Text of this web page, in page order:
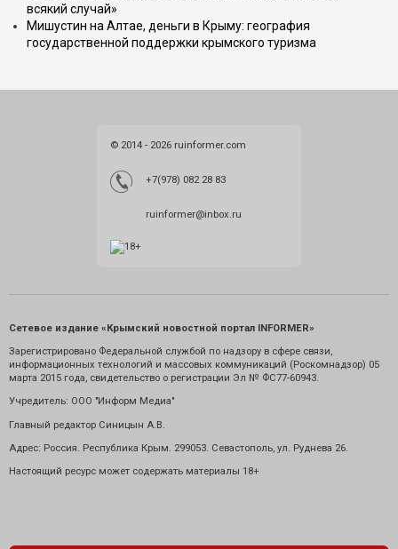
всякий случай»
Мишустин на Алтае, деньги в Крыму: география
государственной поддержки крымского туризма
© 2014 - 2026 ruinformer.com
+7(978) 082 28 83
ruinformer@inbox.ru
Сетевое издание «Крымский новостной портал INFORMER»
Зарегистрировано Федеральной службой по надзору в сфере связи,
информационных технологий и массовых коммуникаций (Роскомнадзор) 05
марта 2015 года, свидетельство о регистрации Эл № ФС77-60943.
Учредитель: ООО "Информ Медиа"
Главный редактор Синицын А.В.
Адрес: Россия. Республика Крым. 299053. Севастополь, ул. Руднева 26.
Настоящий ресурс может содержать материалы 18+